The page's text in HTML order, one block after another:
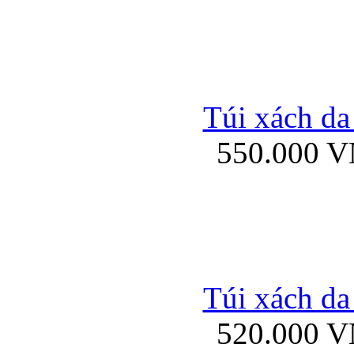
Bao da iPad
Túi xách
550.000
Túi xách
520.000